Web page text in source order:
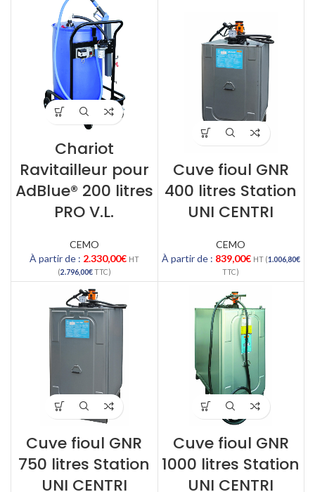
Chariot
Ravitailleur pour
AdBlue® 200 litres
PRO V.L.
CEMO
À partir de : 2.330,00€ HT
(2.796,00€TTC)
Cuve fioul GNR
400 litres Station
UNI CENTRI
CEMO
À partir de : 839,00€ HT (1.006,80€
TTC)
Cuve fioul GNR
750 litres Station
UNI CENTRI
Cuve fioul GNR
1000 litres Station
UNI CENTRI